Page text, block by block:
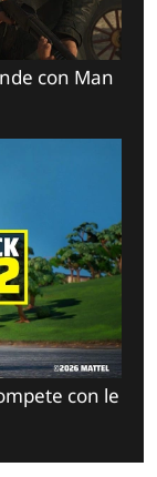
con Man
con le